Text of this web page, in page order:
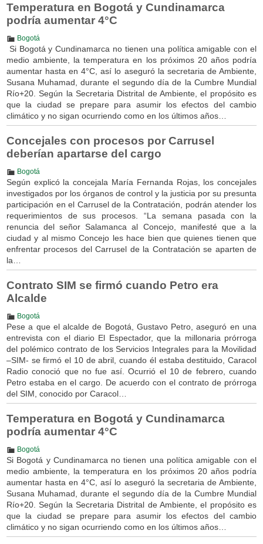
Temperatura en Bogotá y Cundinamarca
podría aumentar 4°C
Bogotá
Si Bogotá y Cundinamarca no tienen una política amigable con el
medio ambiente, la temperatura en los próximos 20 años podría
aumentar hasta en 4°C, así lo aseguró la secretaria de Ambiente,
Susana Muhamad, durante el segundo día de la Cumbre Mundial
Río+20. Según la Secretaria Distrital de Ambiente, el propósito es
que la ciudad se prepare para asumir los efectos del cambio
climático y no sigan ocurriendo como en los últimos años…
Concejales con procesos por Carrusel
deberían apartarse del cargo
Bogotá
Según explicó la concejala María Fernanda Rojas, los concejales
investigados por los órganos de control y la justicia por su presunta
participación en el Carrusel de la Contratación, podrán atender los
requerimientos de sus procesos. “La semana pasada con la
renuncia del señor Salamanca al Concejo, manifesté que a la
ciudad y al mismo Concejo les hace bien que quienes tienen que
enfrentar procesos del Carrusel de la Contratación se aparten de
la…
Contrato SIM se firmó cuando Petro era
Alcalde
Bogotá
Pese a que el alcalde de Bogotá, Gustavo Petro, aseguró en una
entrevista con el diario El Espectador, que la millonaria prórroga
del polémico contrato de los Servicios Integrales para la Movilidad
–SIM- se firmó el 10 de abril, cuando él estaba destituido, Caracol
Radio conoció que no fue así. Ocurrió el 10 de febrero, cuando
Petro estaba en el cargo. De acuerdo con el contrato de prórroga
del SIM, conocido por Caracol…
Temperatura en Bogotá y Cundinamarca
podría aumentar 4°C
Bogotá
Si Bogotá y Cundinamarca no tienen una política amigable con el
medio ambiente, la temperatura en los próximos 20 años podría
aumentar hasta en 4°C, así lo aseguró la secretaria de Ambiente,
Susana Muhamad, durante el segundo día de la Cumbre Mundial
Río+20. Según la Secretaria Distrital de Ambiente, el propósito es
que la ciudad se prepare para asumir los efectos del cambio
climático y no sigan ocurriendo como en los últimos años…